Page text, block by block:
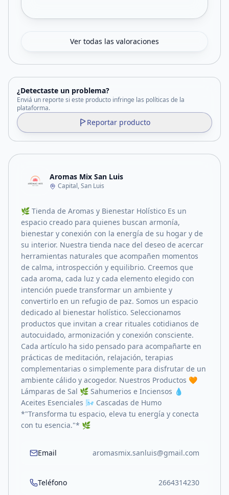
Ver todas las valoraciones
¿Detectaste un problema?
Enviá un reporte si este producto infringe las políticas de la
plataforma.
Reportar producto
Aromas Mix San Luis
Capital, San Luis
🌿 Tienda de Aromas y Bienestar Holístico Es un
espacio creado para quienes buscan armonía,
bienestar y conexión con la energía de su hogar y de
su interior. Nuestra tienda nace del deseo de acercar
herramientas naturales que acompañen momentos
de calma, introspección y equilibrio. Creemos que
cada aroma, cada luz y cada elemento elegido con
intención puede transformar un ambiente y
convertirlo en un refugio de paz. Somos un espacio
dedicado al bienestar holístico. Seleccionamos
productos que invitan a crear rituales cotidianos de
autocuidado, armonización y conexión consciente.
Cada artículo ha sido pensado para acompañarte en
prácticas de meditación, relajación, terapias
complementarias o simplemente para disfrutar de un
ambiente cálido y acogedor. Nuestros Productos 🧡
Lámparas de Sal 🌿 Sahumerios e Inciensos 💧
Aceites Esenciales 🌬️ Cascadas de Humo
*"Transforma tu espacio, eleva tu energía y conecta
con tu esencia."* 🌿
Email aromasmix.sanluis@gmail.com
Teléfono 2664314230